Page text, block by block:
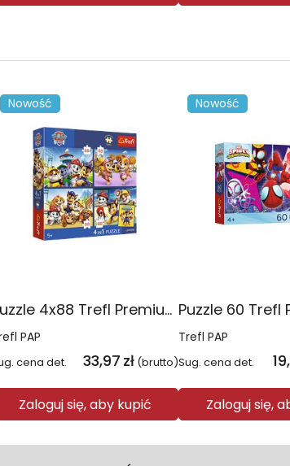
Nowość
Puzzle 4x88 Trefl Premium Plus Kids Psia Straż Psi Patrol 34693
PAP
cena det. 33,97 zł (brutto)
Zaloguj się, aby kupić
Nowość
Trefl PAP
Sug. cena det.
Zaloguj się,